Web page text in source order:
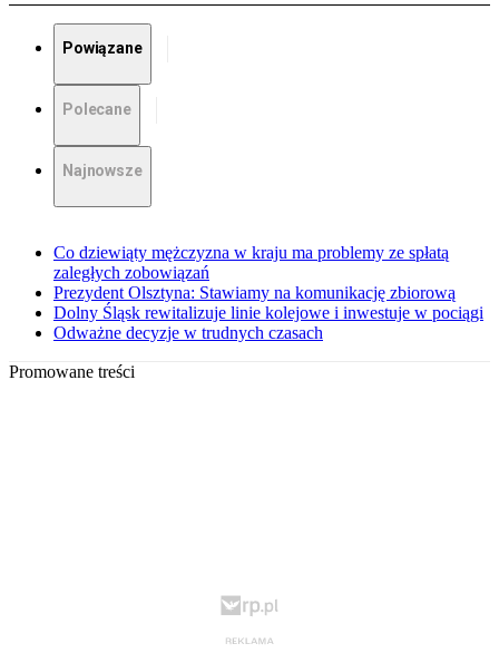
Powiązane
Polecane
Najnowsze
Co dziewiąty mężczyzna w kraju ma problemy ze spłatą
zaległych zobowiązań
Prezydent Olsztyna: Stawiamy na komunikację zbiorową
Dolny Śląsk rewitalizuje linie kolejowe i inwestuje w pociągi
Odważne decyzje w trudnych czasach
Promowane treści